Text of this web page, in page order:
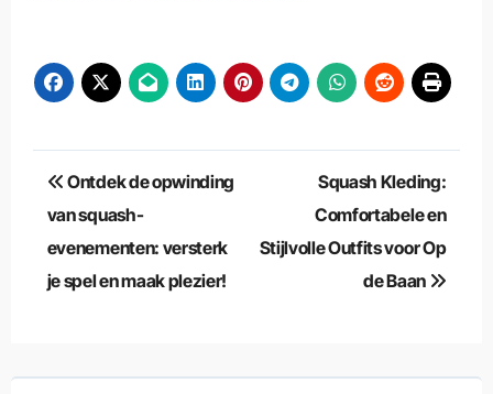
Berichtnavigatie
Ontdek de opwinding
van squash-
evenementen: versterk
je spel en maak plezier!
Squash Kleding:
Comfortabele en
Stijlvolle Outfits voor Op
de Baan